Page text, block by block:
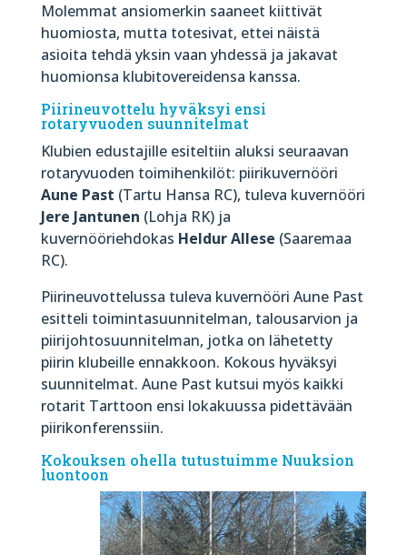
Molemmat ansiomerkin saaneet kiittivät
huomiosta, mutta totesivat, ettei näistä
asioita tehdä yksin vaan yhdessä ja jakavat
huomionsa klubitovereidensa kanssa.
Piirineuvottelu hyväksyi ensi
rotaryvuoden suunnitelmat
Klubien edustajille esiteltiin aluksi seuraavan
rotaryvuoden toimihenkilöt: piirikuvernööri
Aune Past (Tartu Hansa RC), tuleva kuvernööri
Jere Jantunen (Lohja RK) ja
kuvernööriehdokas Heldur Allese (Saaremaa
RC).
Piirineuvottelussa tuleva kuvernööri Aune Past
esitteli toimintasuunnitelman, talousarvion ja
piirijohtosuunnitelman, jotka on lähetetty
piirin klubeille ennakkoon. Kokous hyväksyi
suunnitelmat. Aune Past kutsui myös kaikki
rotarit Tarttoon ensi lokakuussa pidettävään
piirikonferenssiin.
Kokouksen ohella tutustuimme Nuuksion
luontoon